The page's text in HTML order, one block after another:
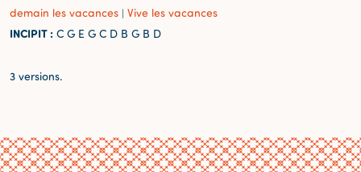
demain les vacances | Vive les vacances
INCIPIT : C G E G C D B G B D
3 versions.